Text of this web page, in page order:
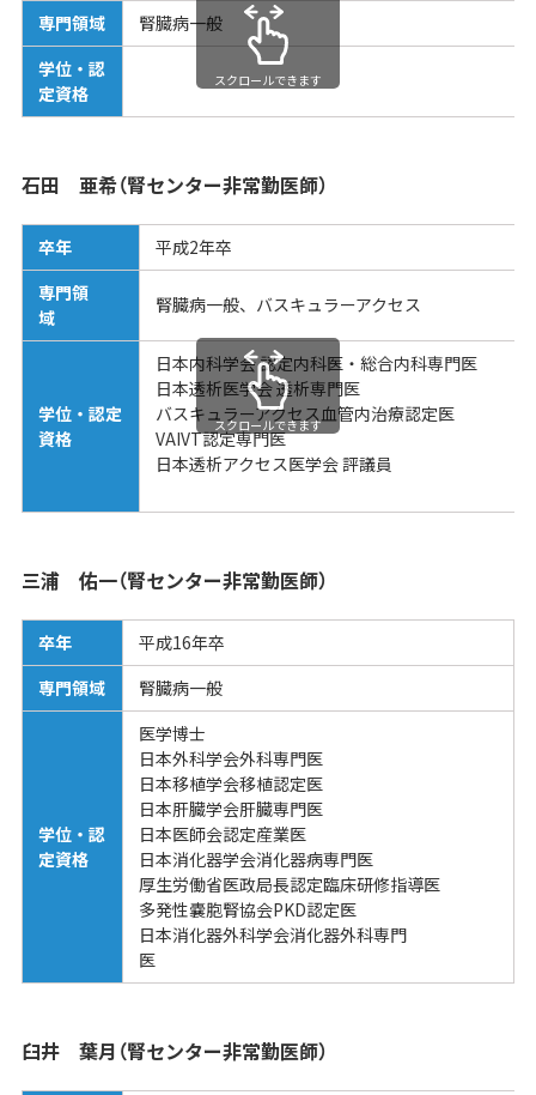
専門領域
腎臓病一般
学位・認
定資格
スクロールできます
石田 亜希（腎センター非常勤医師）
卒年
平成2年卒
専門領
域
腎臓病一般、バスキュラーアクセス
学位・認定
資格
日本内科学会 認定内科医・総合内科専門医
日本透析医学会 透析専門医
バスキュラーアクセス血管内治療認定医
VAIVT認定専門医
日本透析アクセス医学会 評議員
スクロールできます
三浦 佑一（腎センター非常勤医師）
卒年
平成16年卒
専門領域
腎臓病一般
学位・認
定資格
医学博士
日本外科学会外科専門医
日本移植学会移植認定医
日本肝臓学会肝臓専門医
日本医師会認定産業医
日本消化器学会消化器病専門医
厚生労働省医政局長認定臨床研修指導医
多発性嚢胞腎協会PKD認定医
日本消化器外科学会消化器外科専門
医
臼井 葉月（腎センター非常勤医師）